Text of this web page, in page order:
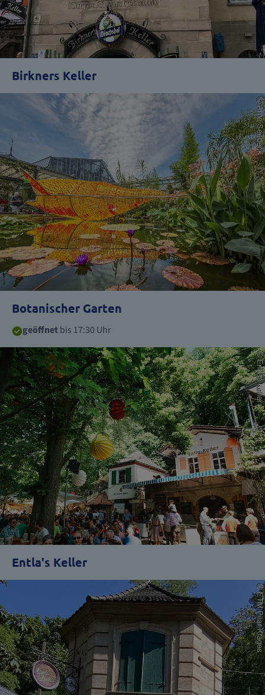
Birkners Keller
Botanischer Garten
geöffnetbis 17:30 Uhr
Entla's Keller